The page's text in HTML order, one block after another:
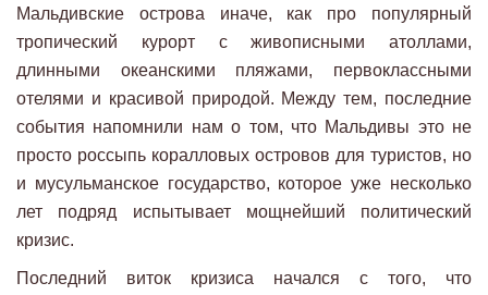
Мальдивские острова иначе, как про популярный
тропический курорт с живописными атоллами,
длинными океанскими пляжами, первоклассными
отелями и красивой природой. Между тем, последние
события напомнили нам о том, что Мальдивы это не
просто россыпь коралловых островов для туристов, но
и мусульманское государство, которое уже несколько
лет подряд испытывает мощнейший политический
кризис.
Последний виток кризиса начался с того, что